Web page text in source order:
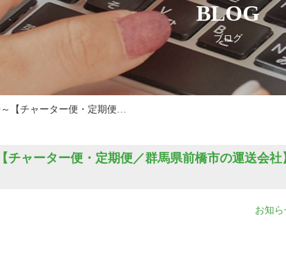
BLOG
ブログ
～【チャーター便・定期便…
チャーター便・定期便／群馬県前橋市の運送会
お知ら